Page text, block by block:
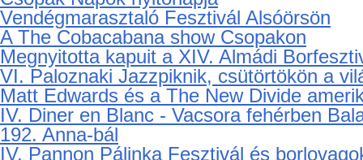
Heppiend a csopaki strandon
Testvértelepülések ízei a Balatonnál -
Augusztus 20. - Csopak
Firkin koncert
Csopak Napok nyitónapja
Vendégmarasztaló Fesztivál Alsóörsön
A The Cobacabana show Csopakon
Megnyitotta kapuit a XIV. Almádi